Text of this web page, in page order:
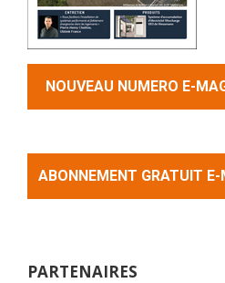
NOUVEAU NUMERO E-
ABONNEMENT GRATUIT E-
PARTENAIRES